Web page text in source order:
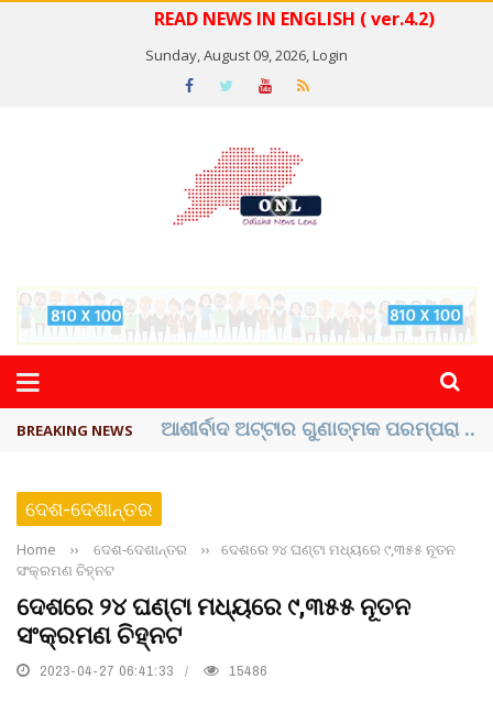
READ NEWS IN ENGLISH ( ver.4.2)
Sunday, August 09, 2026,Login
BREAKING NEWS ବେଦାନ୍ତ ଆଲୁମିନିୟର ପ୍ରକଳ୍ପ ସଙ୍ଗମ ...
ଦେଶ-ଦେଶାନ୍ତର
Home ›› ଦେଶ-ଦେଶାନ୍ତର ››
ଦେଶରେ ୨୪ ଘଣ୍ଟା ମଧ୍ୟରେ ୯,୩୫୫ ନୂତନ
ସଂକ୍ରମଣ ଚିହ୍ନଟ
ଦେଶରେ ୨୪ ଘଣ୍ଟା ମଧ୍ୟରେ ୯,୩୫୫ ନୂତନ
ସଂକ୍ରମଣ ଚିହ୍ନଟ
2023-04-27 06:41:33 15486